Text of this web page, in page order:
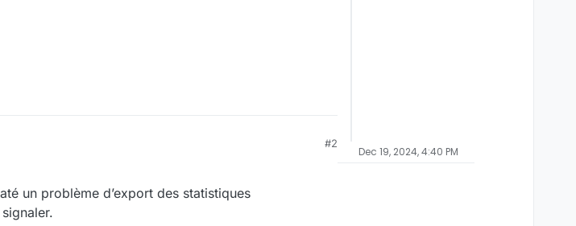
#2
un problème d’export des statistiques
Dec 19, 2024, 4:40 PM